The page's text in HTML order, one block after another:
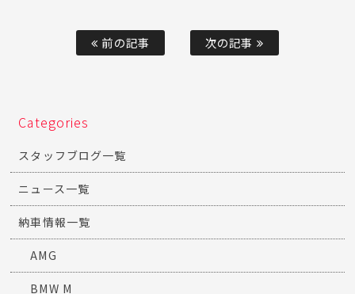
前の記事 次の記事
Categories
スタッフブログ一覧
ニュース一覧
納車情報一覧
AMG
BMW M